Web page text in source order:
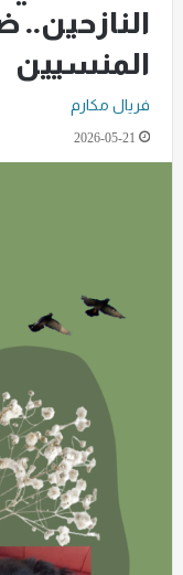
النازحين..
المنسيين
فريال مكارم
2026-05-21